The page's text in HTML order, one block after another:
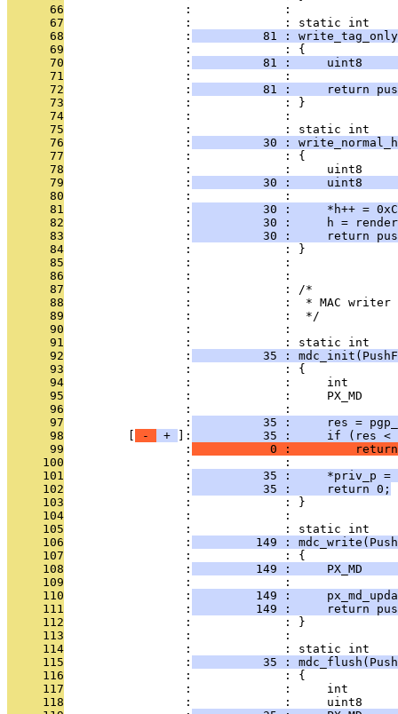
      66
                 :             :
      67
                 :             : static int
      68
                 :
81 :
      69
                 :             : {
      70
                 :
81 :     uint8
      71
                 :             :
      72
                 :
81 :     return
      73
                 :             : }
      74
                 :             :
      75
                 :             : static int
      76
                 :
30 :
      77
                 :             : {
      78
:             :     uint8
      79
                 :
30 :     uint8
      80
                 :             :
      81
                 :
30 :     *h++ =
      82
                 :
30 :     h =
      83
                 :
30 :     return
      84
                 :             : }
      85
                 :             :
      86
                 :             :
      87
                 :             : /*
      88
                 :             :  * MAC writer
      89
                 :             :  */
      90
                 :             :
      91
                 :             : static int
      92
                 :
35 :
      93
                 :             : {
      94
:             :     int
      95
:             :     PX_MD
      96
                 :             :
      97
                 :
35 :     res =
      98
- + ]:
35 :     if (res <
      99
                 :
0 :
     100
                 :             :
     101
                 :
35 :     *priv_p =
     102
                 :
          35 :     return 0;
     103
                 :             : }
     104
                 :             :
     105
                 :             : static int
     106
                 :
149 :
     107
                 :             : {
     108
                 :
149 :     PX_MD
     109
                 :             :
     110
                 :
149 :
     111
                 :
149 :     return
     112
                 :             : }
     113
                 :             :
     114
                 :             : static int
     115
                 :
35 :
     116
                 :             : {
     117
:             :     int
     118
:             :     uint8